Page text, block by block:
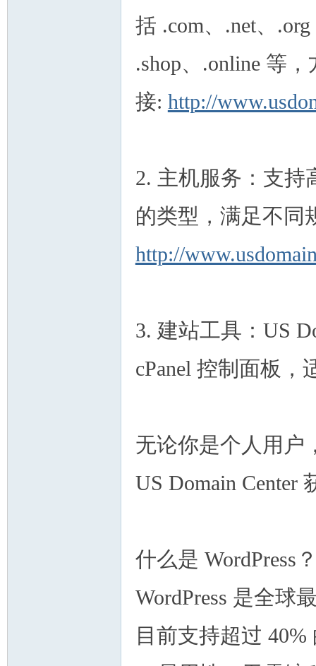
括 .com、.net、
.shop、.online 等
接: http://
2. 主机服务：支持
的类型，满足不同
http://
3. 建站工具：US
cPanel 控制面板
无论你是个人用户
US Domain Center
什么是 WordPress
WordPress 是全球
目前支持超过